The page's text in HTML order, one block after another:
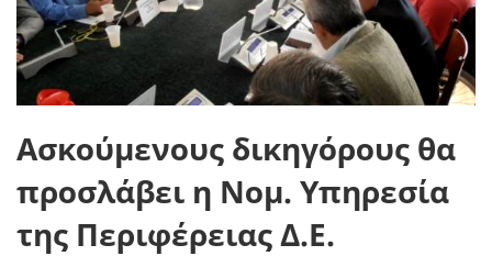
Ασκούμενους δικηγόρους θα
προσλάβει η Νομ. Υπηρεσία
της Περιφέρειας Δ.Ε.